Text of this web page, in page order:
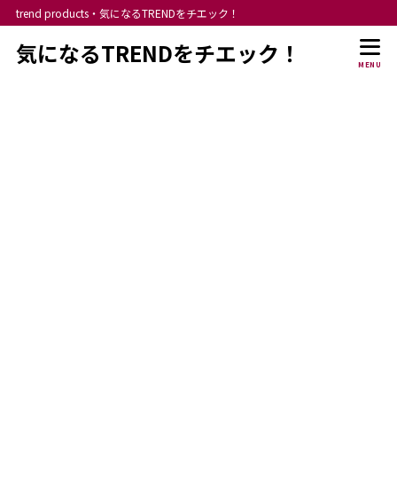
trend products・気になるTRENDをチエック！
気になるTRENDをチエック！ MENU